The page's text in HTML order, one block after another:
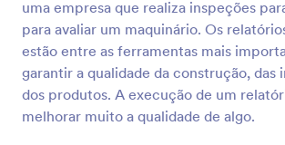
uma empresa que realiza inspeções
para avaliar um maquinário. Os
estão entre as ferramentas mais
garantir a qualidade da construção, das
dos produtos. A execução de um
melhorar muito a qualidade de algo.
para que eles possam preenchê-lo
atendimento. Os clientes podem inserir
informações de contato, verificar quais
experimentaram nas últimas duas
completar o formulário com uma
eletrônica. Você receberá
envios em sua conta Jotform segura,
Visualizar